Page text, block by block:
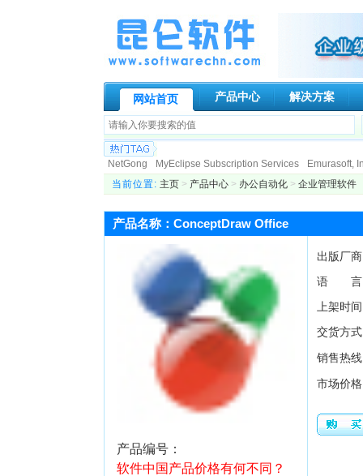
网站首页 产品中心 解决方案
NetGong MyEclipse Subscription Services
Emurasoft,
Paessler AG
Genuitec, LLC. Globalscape N-stalker
Allround automation
KIWI Enterprise
BCL Technologies
DigiPortal Software, Inc.
Altova Datakit
ActiveXperts
ATR Soft Ltd
AeroHydro, Inc. Fortres Grand Corporation
当前位置: 主页> 产品中心> 办公自动化> 企业管理软件
产品名称：ConceptDraw Office
产品编号：
软件中国产品价格有何不同？
出版厂
语 言
上架时
交货方
销售热
市场价